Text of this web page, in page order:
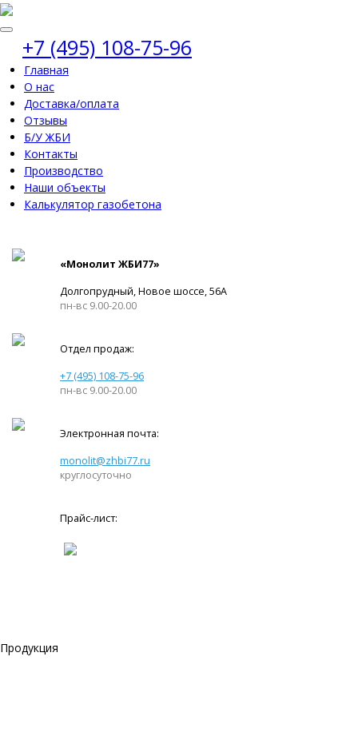
+7 (495) 108-75-96
Главная
О нас
Доставка/оплата
Отзывы
Б/У ЖБИ
Контакты
Производство
Наши объекты
Калькулятор газобетона
«Монолит ЖБИ77»
Долгопрудный, Новое шоссе, 56А
пн-вс 9.00-20.00
Отдел продаж:
+7 (495) 108-75-96
пн-вс 9.00-20.00
Электронная почта:
monolit@zhbi77.ru
круглосуточно
Прайс-лист:
Продукция